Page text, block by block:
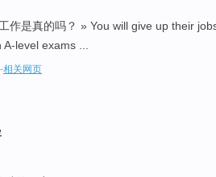
工作是真的吗？ » You will give up their
level exams ...
-相关网页